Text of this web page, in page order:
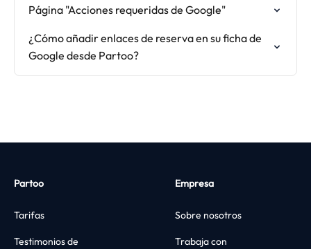
Página "Acciones requeridas de Google"
¿Cómo añadir enlaces de reserva en su ficha de
Google desde Partoo?
Partoo
Tarifas
Testimonios de
Empresa
Sobre nosotros
Trabaja con